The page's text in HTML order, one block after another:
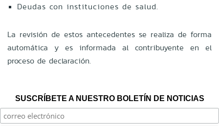
Deudas con instituciones de salud.
La revisión de estos antecedentes se realiza de forma
automática y es informada al contribuyente en el
proceso de declaración.
SUSCRÍBETE A NUESTRO BOLETÍN DE NOTICIAS